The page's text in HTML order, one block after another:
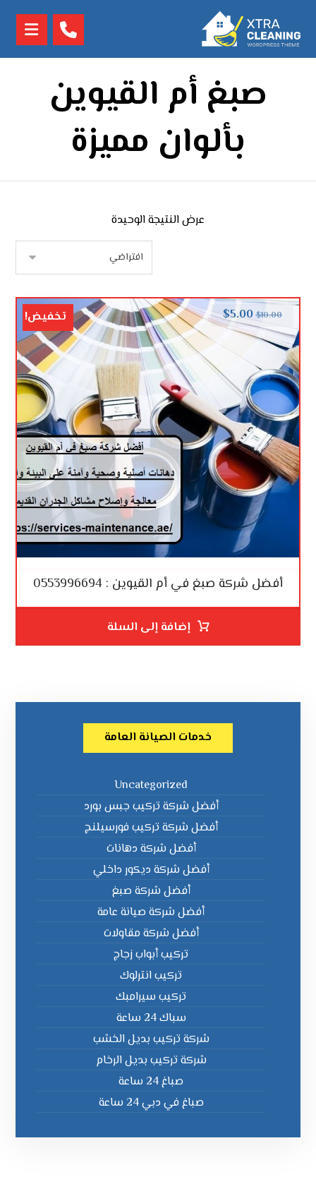
صبغ أم القيوين
بألوان مميزة
عرض النتيجة الوحيدة
أفضل شركة صبغ في أم القيوين : 0553996694
$10.00
$5.00 تخفيض!
إضافة إلى السلة
خدمات الصيانة العامة
Uncategorized
أفضل شركة تركيب جبس بورد
أفضل شركة تركيب فورسيلنج
أفضل شركة دهانات
أفضل شركة ديكور داخلي
أفضل شركة صبغ
أفضل شركة صيانة عامة
أفضل شركة مقاولات
تركيب أبواب زجاج
تركيب انترلوك
تركيب سيرامبك
سباك 24 ساعة
شركة تركيب بديل الخشب
شركة تركيب بديل الرخام
صباغ 24 ساعة
صباغ في دبي 24 ساعة